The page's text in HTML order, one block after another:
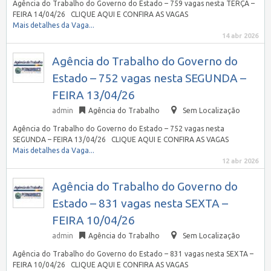
Agência do Trabalho do Governo do Estado – 759 vagas nesta TERÇA –
FEIRA 14/04/26 CLIQUE AQUI E CONFIRA AS VAGAS
Mais detalhes da Vaga...
14 abr 2026
Agência do Trabalho do Governo do
Estado – 752 vagas nesta SEGUNDA –
FEIRA 13/04/26
admin Agência do Trabalho Sem Localização
Agência do Trabalho do Governo do Estado – 752 vagas nesta
SEGUNDA – FEIRA 13/04/26 CLIQUE AQUI E CONFIRA AS VAGAS
Mais detalhes da Vaga...
12 abr 2026
Agência do Trabalho do Governo do
Estado – 831 vagas nesta SEXTA –
FEIRA 10/04/26
admin Agência do Trabalho Sem Localização
Agência do Trabalho do Governo do Estado – 831 vagas nesta SEXTA –
FEIRA 10/04/26 CLIQUE AQUI E CONFIRA AS VAGAS